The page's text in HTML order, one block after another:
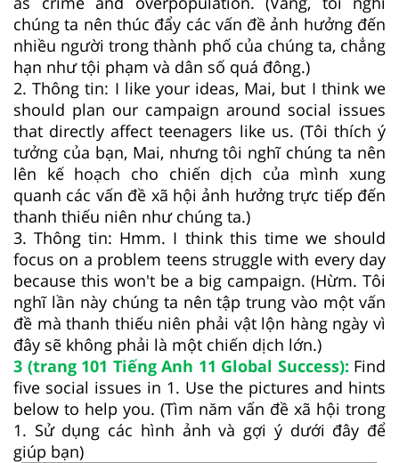
chúng ta nên thúc đẩy các vấn đề ảnh hưởng đến
nhiều người trong thành phố của chúng ta, chẳng
hạn như tội phạm và dân số quá đông.)
2. Thông tin: I like your ideas, Mai, but I think we
should plan our campaign around social issues
that directly affect teenagers like us. (Tôi thích ý
tưởng của bạn, Mai, nhưng tôi nghĩ chúng ta nên
lên kế hoạch cho chiến dịch của mình xung
quanh các vấn đề xã hội ảnh hưởng trực tiếp đến
thanh thiếu niên như chúng ta.)
3. Thông tin: Hmm. I think this time we should
focus on a problem teens struggle with every day
because this won't be a big campaign. (Hừm. Tôi
nghĩ lần này chúng ta nên tập trung vào một vấn
đề mà thanh thiếu niên phải vật lộn hàng ngày vì
đây sẽ không phải là một chiến dịch lớn.)
3 (trang 101 Tiếng Anh 11 Global Success): Find
five social issues in 1. Use the pictures and hints
below to help you. (Tìm năm vấn đề xã hội trong
1. Sử dụng các hình ảnh và gợi ý dưới đây để
giúp bạn)